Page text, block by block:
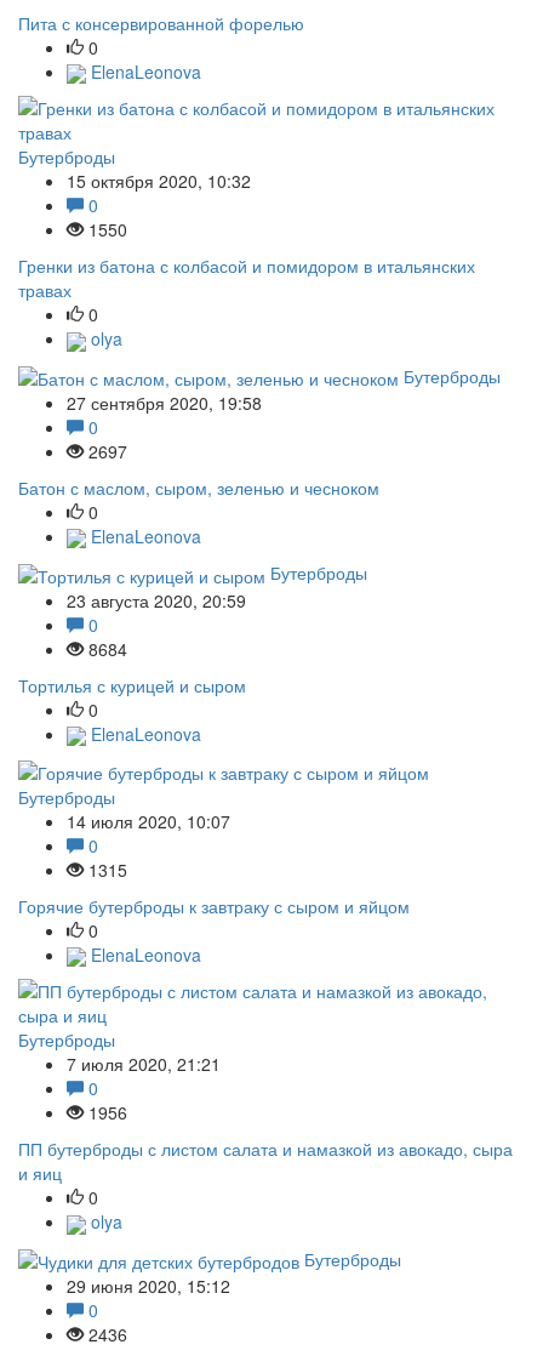
Пита с консервированной форелью
0
ElenaLeonova
Бутерброды
15 октября 2020, 10:32
0
1550
Гренки из батона с колбасой и помидором в итальянских
травах
0
olya
Бутерброды
27 сентября 2020, 19:58
0
2697
Батон с маслом, сыром, зеленью и чесноком
0
ElenaLeonova
Бутерброды
23 августа 2020, 20:59
0
8684
Тортилья с курицей и сыром
0
ElenaLeonova
Бутерброды
14 июля 2020, 10:07
0
1315
Горячие бутерброды к завтраку с сыром и яйцом
0
ElenaLeonova
Бутерброды
7 июля 2020, 21:21
0
1956
ПП бутерброды с листом салата и намазкой из авокадо, сыра
и яиц
0
olya
Бутерброды
29 июня 2020, 15:12
0
2436